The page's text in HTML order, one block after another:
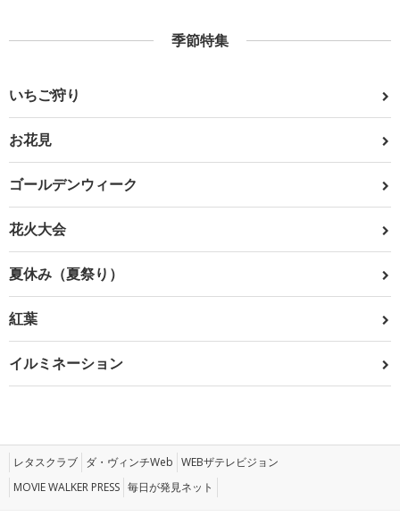
季節特集
いちご狩り
お花見
ゴールデンウィーク
花火大会
夏休み（夏祭り）
紅葉
イルミネーション
レタスクラブ ダ・ヴィンチWeb WEBザテレビジョン
MOVIE WALKER PRESS 毎日が発見ネット